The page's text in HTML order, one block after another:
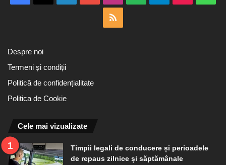
Despre noi
Termeni și condiții
Politică de confidențialitate
Politica de Cookie
Cele mai vizualizate
Timpii legali de conducere și perioadele
de repaus zilnice și săptămânale